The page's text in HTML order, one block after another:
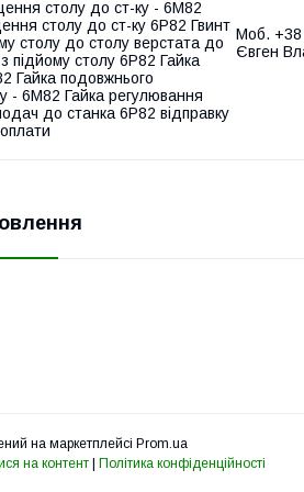
столу до ст-ку - 6М82
столу до ст-ку 6Р82 Гвинт
столу до столу верстата до
підйому столу 6Р82 Гайка
Гайка подовжнього
- 6М82 Гайка регулювання
до станка 6Р82 відправку
Моб. +38
Євген
на маркетплейсі Prom.ua
на контент | Політика конфіденційності